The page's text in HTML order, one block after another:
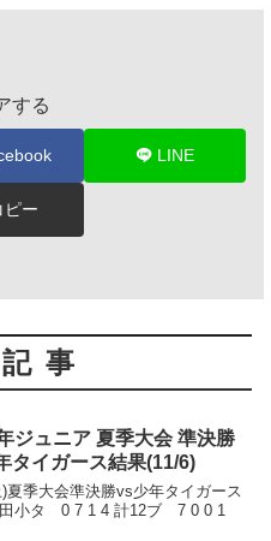
する
LINE
ピー
事
ジュニア 夏季大会 準決勝
タイガース結果(11/6)
)夏季大会準決勝vs少年タイガース
田小タ 0 7 1 4 計12ブ 7 0 0 1